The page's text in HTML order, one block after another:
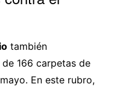
también
166 carpetas de
En este rubro,